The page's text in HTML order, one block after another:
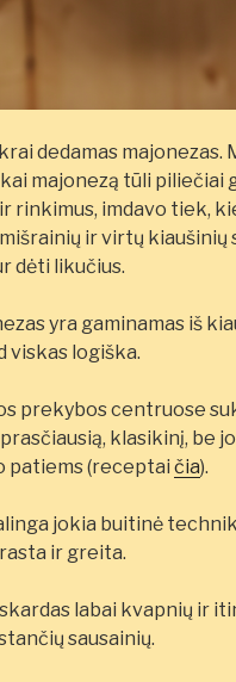
dedamas majonezas.
majonezą tūli piliečiai
rinkimus, imdavo tiek,
ir virtų kiaušinių
dėti likučius.
yra gaminamas iš
viskas logiška.
prekybos centruose
klasikinį, be
patiems (receptaičia).
jokia buitinė
ir greita.
labai kvapnių ir
sausainių.